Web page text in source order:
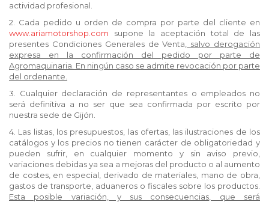
actividad profesional.
2. Cada pedido u orden de compra por parte del cliente en
www.ariamotorshop.com supone la aceptación total de las
presentes Condiciones Generales de Venta,
salvo derogación
expresa en la confirmación del pedido por parte de
Agromaquinaria. En ningún caso se admite revocación por parte
del ordenante.
3. Cualquier declaración de representantes o empleados no
será definitiva a no ser que sea confirmada por escrito por
nuestra sede de Gijón.
4. Las listas, los presupuestos, las ofertas, las ilustraciones de los
catálogos y los precios no tienen carácter de obligatoriedad y
pueden sufrir, en cualquier momento y sin aviso previo,
variaciones debidas ya sea a mejoras del producto o al aumento
de costes, en especial, derivado de materiales, mano de obra,
gastos de transporte, aduaneros o fiscales sobre los productos.
Esta posible variación, y sus consecuencias, que será